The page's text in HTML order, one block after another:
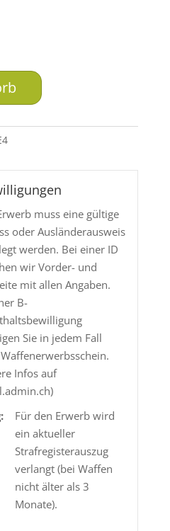
muss eine gültige
oder Ausländerausweis
werden. Bei einer ID
wir Vorder- und
mit allen Angaben.
B-
Sie in jedem Fall
Infos auf
Für den Erwerb wird
ein aktueller
Strafregisterauszug
verlangt (bei Waffen
nicht älter als 3
Monate).